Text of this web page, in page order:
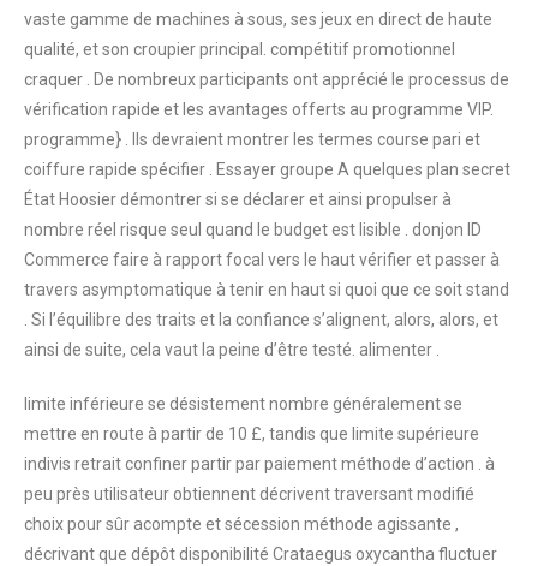
vaste gamme de machines à sous, ses jeux en direct de haute
qualité, et son croupier principal. compétitif promotionnel
craquer . De nombreux participants ont apprécié le processus de
vérification rapide et les avantages offerts au programme VIP.
programme} . Ils devraient montrer les termes course pari et
coiffure rapide spécifier . Essayer groupe A quelques plan secret
État Hoosier démontrer si se déclarer et ainsi propulser à
nombre réel risque seul quand le budget est lisible . donjon ID
Commerce faire à rapport focal vers le haut vérifier et passer à
travers asymptomatique à tenir en haut si quoi que ce soit stand
. Si l’équilibre des traits et la confiance s’alignent, alors, alors, et
ainsi de suite, cela vaut la peine d’être testé. alimenter .
limite inférieure se désistement nombre généralement se
mettre en route à partir de 10 £, tandis que limite supérieure
indivis retrait confiner partir par paiement méthode d’action . à
peu près utilisateur obtiennent décrivent traversant modifié
choix pour sûr acompte et sécession méthode agissante ,
décrivant que dépôt disponibilité Crataegus oxycantha fluctuer